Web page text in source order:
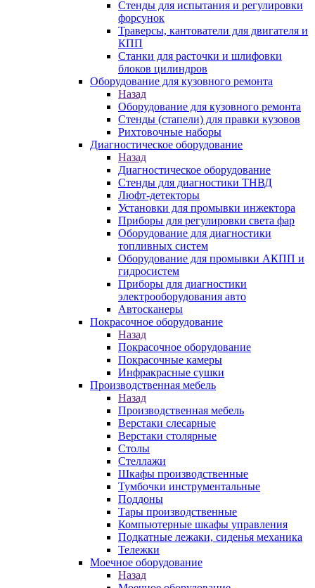
Стенды для испытания и регулировки
форсунок
Траверсы, кантователи для двигателя и
КПП
Станки для расточки и шлифовки
блоков цилиндров
Оборудование для кузовного ремонта
Назад
Оборудование для кузовного ремонта
Стенды (стапели) для правки кузовов
Рихтовочные наборы
Диагностическое оборудование
Назад
Диагностическое оборудование
Стенды для диагностики ТНВД
Люфт-детекторы
Установки для промывки инжектора
Приборы для регулировки света фар
Оборудование для диагностики
топливных систем
Оборудование для промывки АКПП и
гидросистем
Приборы для диагностики
электрооборудования авто
Автосканеры
Покрасочное оборудование
Назад
Покрасочное оборудование
Покрасочные камеры
Инфракрасные сушки
Производственная мебель
Назад
Производственная мебель
Верстаки слесарные
Верстаки столярные
Столы
Стеллажи
Шкафы производственные
Тумбочки инструментальные
Поддоны
Тары производственные
Компьютерные шкафы управления
Подкатные лежаки, сиденья механика
Тележки
Моечное оборудование
Назад